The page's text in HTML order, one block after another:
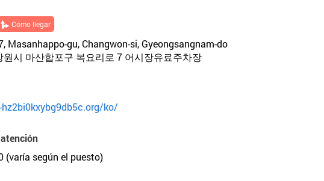
Cómo llegar
Masanhappo-gu, Changwon-si, Gyeongsangnam-do
원시 마산합포구 복요리로 7 어시장유료주차장
ko/
(varía según el puesto)